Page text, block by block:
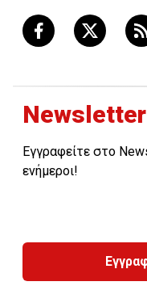
Newsletter
Εγγραφείτε στο
ενήμεροι!